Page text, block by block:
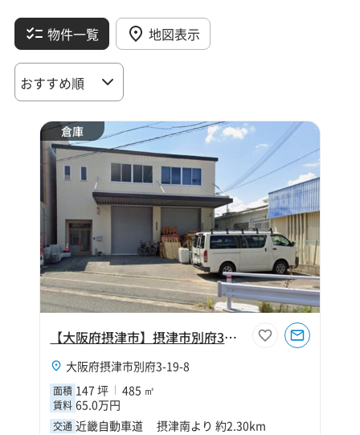
物件一覧 地図表示
倉庫
【大阪府摂津市】摂津市別府3丁目147坪倉庫
大阪府摂津市別府3-19-8
面積 147 坪 485 ㎡
賃料 65.0万円
交通 近畿自動車道 摂津南より 約2.30km